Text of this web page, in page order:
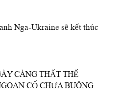
Nga-Ukraine sẽ kết thúc
CÀNG THẤT THẾ
CỐ CHƯA BUÔNG